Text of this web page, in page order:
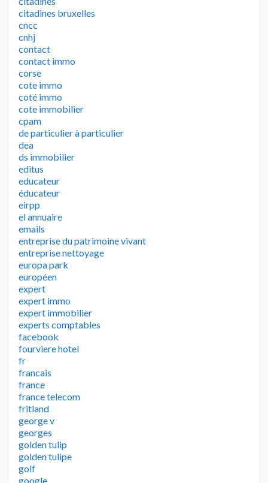
citadines bruxelles
cncc
cnhj
contact
contact immo
corse
cote immo
coté immo
cote immobilier
cpam
de particulier à particulier
dea
ds immobilier
editus
educateur
éducateur
eirpp
el annuaire
emails
entreprise du patrimoine vivant
entreprise nettoyage
europa park
européen
expert
expert immo
expert immobilier
experts comptables
facebook
fourviere hotel
fr
francais
france
france telecom
fritland
george v
georges
golden tulip
golden tulipe
golf
google